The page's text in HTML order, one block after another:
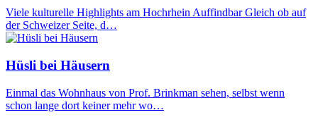
Viele kulturelle Highlights am Hochrhein Auffindbar Gleich ob auf
der Schweizer Seite, d…
Hüsli bei Häusern
Einmal das Wohnhaus von Prof. Brinkman sehen, selbst wenn
schon lange dort keiner mehr wo…